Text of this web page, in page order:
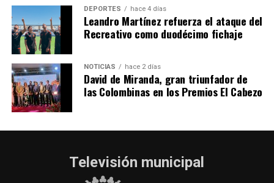
DEPORTES hace 4 días
Leandro Martínez refuerza el ataque del
Recreativo como duodécimo fichaje
NOTICIAS hace 2 días
David de Miranda, gran triunfador de
las Colombinas en los Premios El Cabezo
Televisión municipal